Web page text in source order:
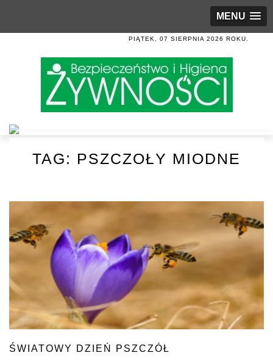
MENU
PIĄTEK, 07 SIERPNIA 2026 ROKU.
TAG: PSZCZOŁY MIODNE
ŚWIATOWY DZIEŃ PSZCZÓŁ